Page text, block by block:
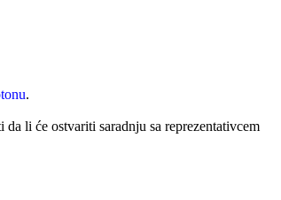
.
li će ostvariti saradnju sa reprezentativcem